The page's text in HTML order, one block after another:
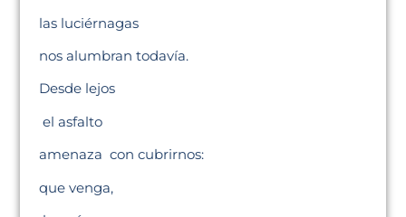
las luciérnagas
nos alumbran todavía.
Desde lejos
el asfalto
amenaza con cubrirnos:
que venga,